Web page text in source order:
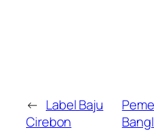
← Label Baju
Cirebon